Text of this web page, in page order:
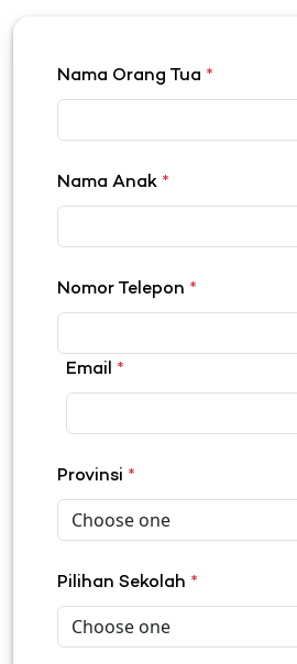
Nama Orang Tua *
Nama Anak *
Nomor Telepon *
Email *
Provinsi *
Pilihan Sekolah *